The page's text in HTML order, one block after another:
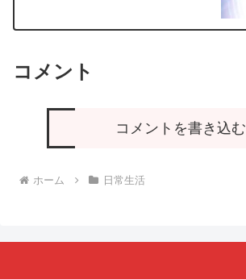
コメント
コメントを書き込む
ホーム 日常生活